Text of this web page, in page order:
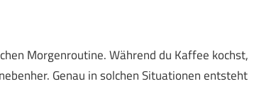
Morgenroutine. Während du Kaffee kochst,
Genau in solchen Situationen entsteht